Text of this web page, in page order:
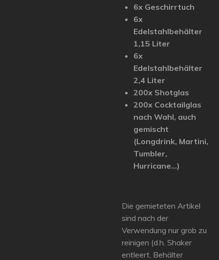
6x Geschirrtuch
6x
Edelstahlbehälter
1,15 Liter
6x
Edelstahlbehälter
2,4 Liter
200x Shotglas
200x Cocktailglas
nach Wahl, auch
gemischt
(Longdrink, Martini,
Tumbler,
Hurricane...)
Die gemieteten Artikel
sind nach der
Verwendung nur grob zu
reinigen (d.h. Shaker
entleert, Behälter